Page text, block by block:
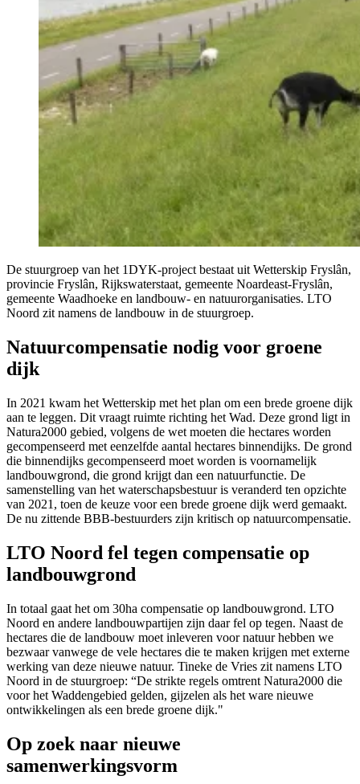
De stuurgroep van het 1DYK-project bestaat uit Wetterskip Fryslân,
provincie Fryslân, Rijkswaterstaat, gemeente Noardeast-Fryslân,
gemeente Waadhoeke en landbouw- en natuurorganisaties. LTO
Noord zit namens de landbouw in de stuurgroep.
Natuurcompensatie nodig voor groene
dijk
In 2021 kwam het Wetterskip met het plan om een brede groene dijk
aan te leggen. Dit vraagt ruimte richting het Wad. Deze grond ligt in
Natura2000 gebied, volgens de wet moeten die hectares worden
gecompenseerd met eenzelfde aantal hectares binnendijks. De grond
die binnendijks gecompenseerd moet worden is voornamelijk
landbouwgrond, die grond krijgt dan een natuurfunctie. De
samenstelling van het waterschapsbestuur is veranderd ten opzichte
van 2021, toen de keuze voor een brede groene dijk werd gemaakt.
De nu zittende BBB-bestuurders zijn kritisch op natuurcompensatie.
LTO Noord fel tegen compensatie op
landbouwgrond
In totaal gaat het om 30ha compensatie op landbouwgrond. LTO
Noord en andere landbouwpartijen zijn daar fel op tegen. Naast de
hectares die de landbouw moet inleveren voor natuur hebben we
bezwaar vanwege de vele hectares die te maken krijgen met externe
werking van deze nieuwe natuur. Tineke de Vries zit namens LTO
Noord in de stuurgroep: “De strikte regels omtrent Natura2000 die
voor het Waddengebied gelden, gijzelen als het ware nieuwe
ontwikkelingen als een brede groene dijk."
Op zoek naar nieuwe
samenwerkingsvorm